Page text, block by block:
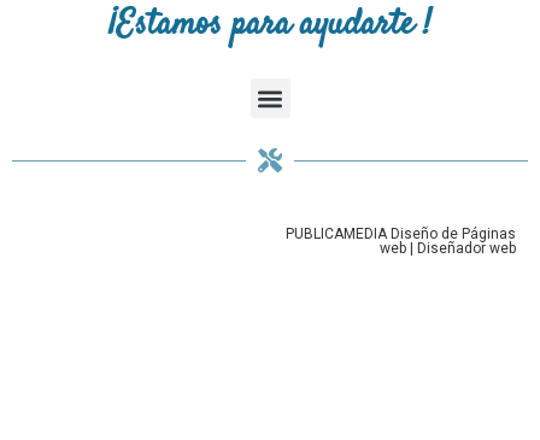
¡Estamos para ayudarte !
PUBLICAMEDIA Diseño de Páginas
web
Diseñador web